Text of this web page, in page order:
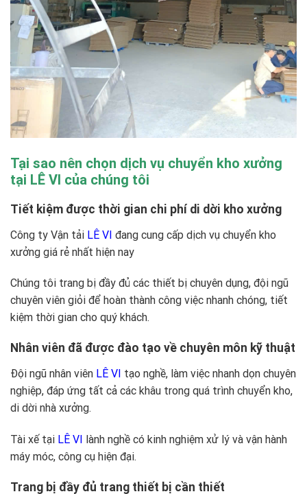
Tại sao nên chọn dịch vụ chuyển kho xưởng
tại LÊ VI của chúng tôi
Tiết kiệm được thời gian chi phí di dời kho xưởng
Công ty Vận tải LÊ VI đang cung cấp dịch vụ chuyển kho
xưởng giá rẻ nhất hiện nay
Chúng tôi trang bị đầy đủ các thiết bị chuyên dụng, đội ngũ
chuyên viên giỏi để hoàn thành công việc nhanh chóng, tiết
kiệm thời gian cho quý khách.
Nhân viên đã được đào tạo về chuyên môn kỹ thuật
Đội ngũ nhân viên LÊ VI tạo nghề, làm việc nhanh dọn chuyên
nghiệp, đáp ứng tất cả các khâu trong quá trình chuyển kho,
di dời nhà xưởng.
Tài xế tại LÊ VI lành nghề có kinh nghiệm xử lý và vận hành
máy móc, công cụ hiện đại.
Trang bị đầy đủ trang thiết bị cần thiết